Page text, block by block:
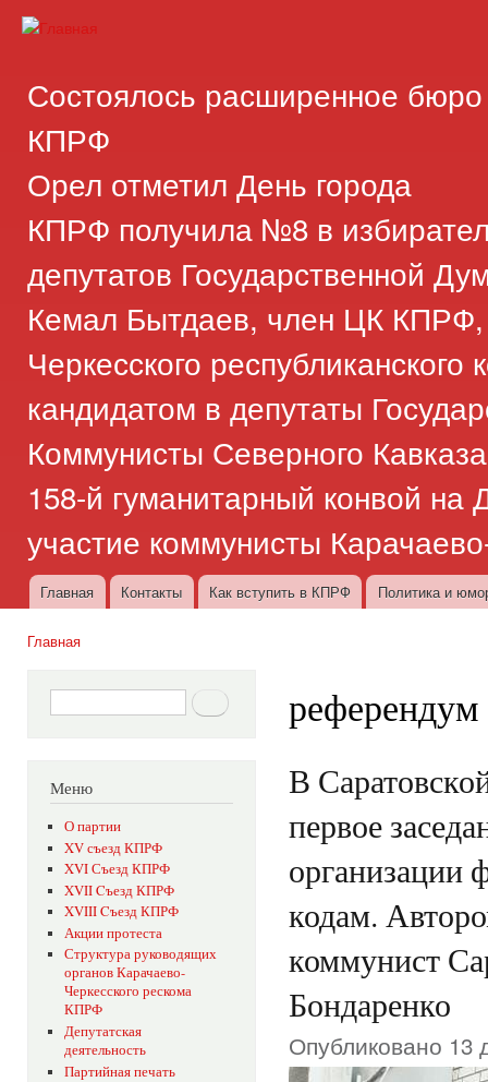
Черкесское
республиканское
отделение
Коммунистической
партии
Российской
Федерации
факты
Состоялось расширенное
КПРФ
Орел отметил День города
КПРФ получила №8 в
депутатов Государственной
Кемал Бытдаев, член ЦК КПРФ,
Черкесского
кандидатом в депутаты
Коммунисты Северного
158-й гуманитарный конвой на
участие коммунисты
Главное меню
Главная Контакты Как вступить в КПРФ Политика и
Главная
Форма поиска Поиск
Меню
О партии
XV съезд КПРФ
XVI Съезд КПРФ
XVII Cъезд КПРФ
XVIII Cъезд КПРФ
Акции протеста
Структура руководящих
органов Карачаево-
Черкесского рескома
КПРФ
Депутатская
деятельность
Партийная печать
референдум
В
первое
организации
кодам.
коммунист
Бондаренко
Опубликовано 13